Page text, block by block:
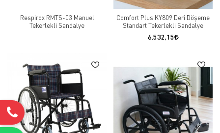
Respirox RMTS-03 Manuel
Tekerlekli Sandalye
Comfort Plus KY809 Deri Döşeme
Standart Tekerlekli Sandalye
6.532,15